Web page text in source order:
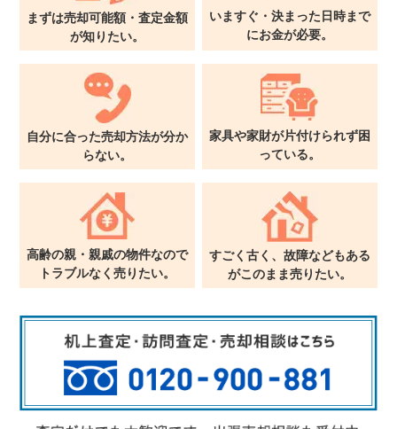
まずは売却可能額・査定金額
が知りたい。
いますぐ・決まった日時まで
にお金が必要。
自分に合った売却方法が分か
らない。
家具や家財が片付けられず困
っている。
高齢の親・親戚の物件なので
トラブルなく売りたい。
すごく古く、故障などもある
がこのまま売りたい。